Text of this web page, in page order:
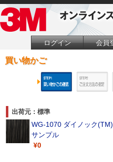
ログイン 会員
買い物かご
出荷元：標準
WG-1070 ダイノック
サンプル
¥0